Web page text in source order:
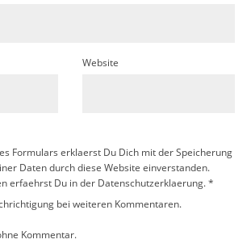
Website
Formulars erklaerst Du Dich mit der Speicherung
Daten durch diese Website einverstanden.
erfaehrst Du in der Datenschutzerklaerung.*
bei weiteren Kommentaren.
Kommentar.